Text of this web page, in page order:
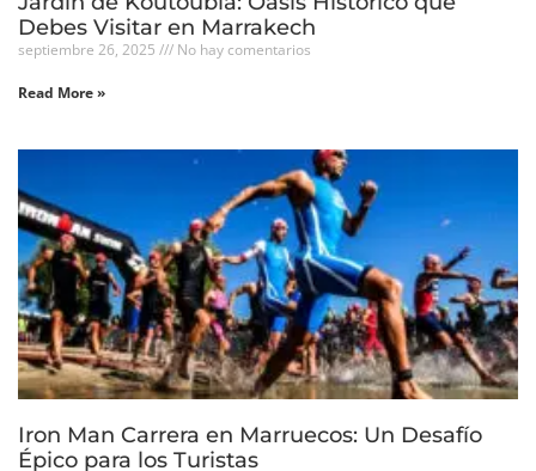
Debes Visitar en Marrakech
septiembre 26, 2025 No hay comentarios
Read More »
Iron Man Carrera en Marruecos: Un Desafío
Épico para los Turistas